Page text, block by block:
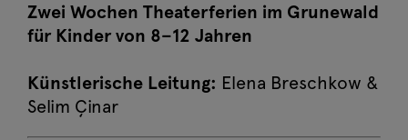
Zwei Wochen Theaterferien im Grunewald
für Kinder von 8–12 Jahren
Künstlerische Leitung: Elena Breschkow &
Selim Çinar